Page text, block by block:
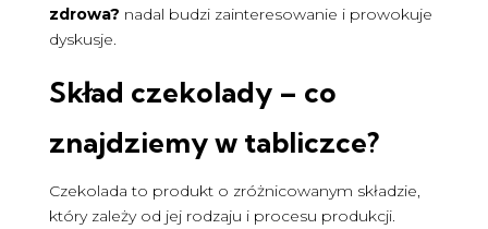
zdrowa? nadal budzi zainteresowanie i prowokuje
dyskusje.
Skład czekolady – co
znajdziemy w tabliczce?
Czekolada to produkt o zróżnicowanym składzie,
który zależy od jej rodzaju i procesu produkcji.